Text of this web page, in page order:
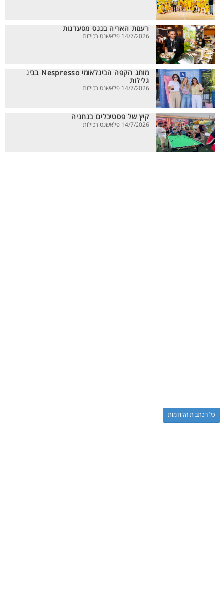
רעמת האריה בכנס מסעדנות
14/7/2026 פלאשנט רכילות
מותג הקפה הבינלאומי Nespresso בביג
גלילות
14/7/2026 פלאשנט רכילות
קיץ של פסטיבלים בנתניה
14/7/2026 פלאשנט רכילות
כל הכתבות הקודמות